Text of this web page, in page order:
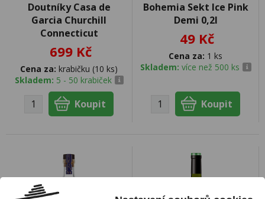
Doutníky Casa de
Garcia Churchill
Connecticut
699 Kč
Cena za: krabičku (10 ks)
Skladem: 5 - 50 krabiček
Bohemia Sekt Ice Pink
Demi 0,2l
49 Kč
Cena za: 1 ks
Skladem: více než 500 ks